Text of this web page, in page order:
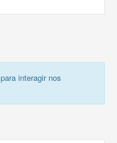
para interagir nos